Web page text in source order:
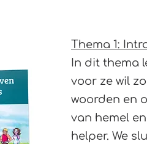
Thema 1:
In dit thema
voor ze wil
woorden en
van hemel
helper. We